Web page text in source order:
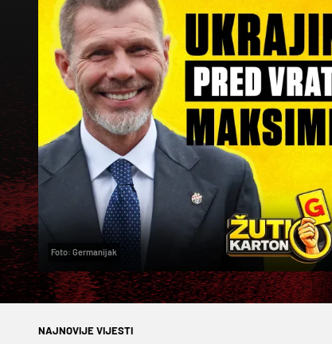
Foto: Germanijak
NAJNOVIJE VIJESTI